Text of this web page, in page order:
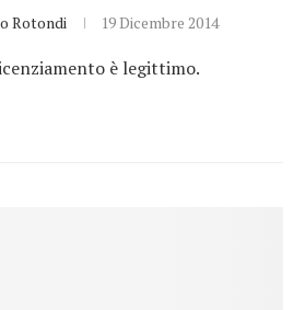
Rotondi 19 Dicembre 2014
è legittimo.